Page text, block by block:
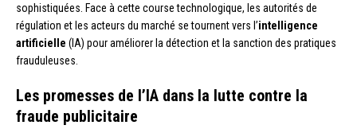
sophistiquées. Face à cette course technologique, les autorités de
régulation et les acteurs du marché se tournent vers l’intelligence
artificielle (IA) pour améliorer la détection et la sanction des pratiques
frauduleuses.
Les promesses de l’IA dans la lutte contre la
fraude publicitaire